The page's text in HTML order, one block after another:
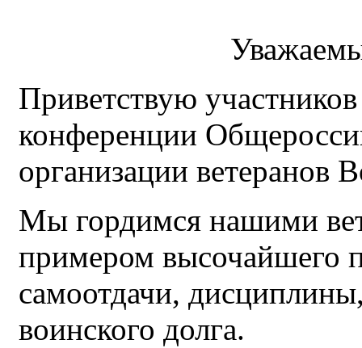
Приветствую
конференции
организации ветеранов
Мы гордимся нашими
примером высочайшего
самоотдачи,
воинского долга.